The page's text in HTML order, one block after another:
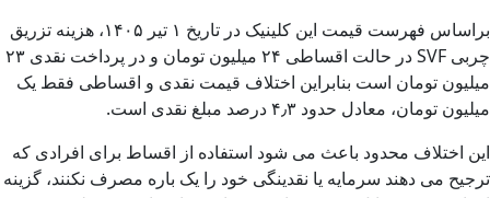
براساس فهرست قیمت این کلینیک در تاریخ ۱ تیر ۱۴۰۵، هزینه تزریق
چربی SVF در حالت اقساطی ۲۴ میلیون تومان و در پرداخت نقدی ۲۳
میلیون تومان است بنابراین اختلاف قیمت نقدی و اقساطی فقط یک
میلیون تومان، معادل حدود ۴٫۳ درصد مبلغ نقدی است.
این اختلاف محدود باعث می شود استفاده از اقساط برای افرادی که
ترجیح می دهند سرمایه یا نقدینگی خود را یک باره مصرف نکنند، گزینه